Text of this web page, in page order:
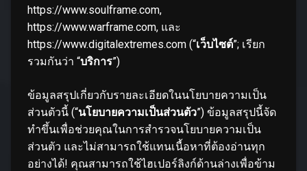
https://www.soulframe.com,
https://www.warframe.com, และ
https://www.digitalextremes.com (“เว็บไซต์”; เรียก
รวมกันว่า “บริการ”)
ข้อมูลสรุปเกี่ยวกับรายละเอียดในนโยบายความเป็น
ส่วนตัวนี้ (“นโยบายความเป็นส่วนตัว”) ข้อมูลสรุปนี้จัด
ทำขึ้นเพื่อช่วยคุณในการสำรวจนโยบายความเป็น
ส่วนตัว และไม่สามารถใช้แทนเนื้อหาที่ต้องอ่านทุก
อย่างได้! คุณสามารถใช้ไฮเปอร์ลิงก์ด้านล่างเพื่อข้าม